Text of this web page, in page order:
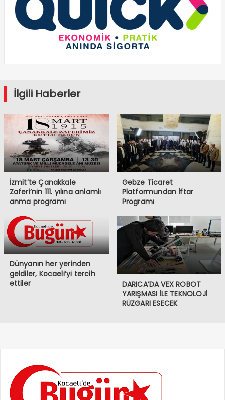
İlgili Haberler
İzmit’te Çanakkale
Zaferi’nin 111. yılına anlamlı
anma programı
Gebze Ticaret
Platformundan İftar
Programı
Dünyanın her yerinden
geldiler, Kocaeli’yi tercih
ettiler
DARICA’DA VEX ROBOT
YARIŞMASI İLE TEKNOLOJİ
RÜZGARI ESECEK